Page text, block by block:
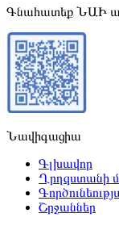
Գնահատեք ՆԱԻ
Նավիգացիա
Գլխավոր
Ղրղզստանի
Շրջաններ